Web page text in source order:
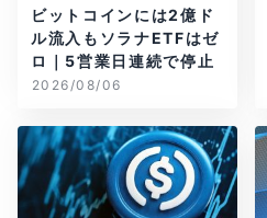
ビットコインには2億ド
ル流入もソラナETFはゼ
ロ｜5営業日連続で停止
2026/08/06